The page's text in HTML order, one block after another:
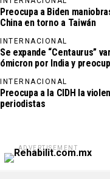
Preocupa a Biden
China en torno a Taiwán
INTERNACIONAL
Se expande “Centaurus”
ómicron por India y
INTERNACIONAL
Preocupa a la CIDH la
periodistas
ADVERTISEMENT